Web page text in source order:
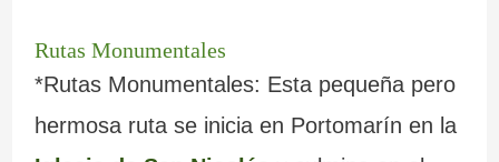
Rutas Monumentales
*Rutas Monumentales: Esta pequeña pero
hermosa ruta se inicia en Portomarín en la